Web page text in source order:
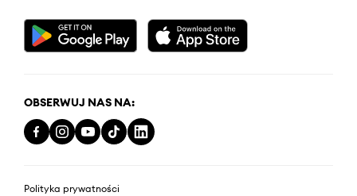
OBSERWUJ NAS NA:
Polityka prywatności